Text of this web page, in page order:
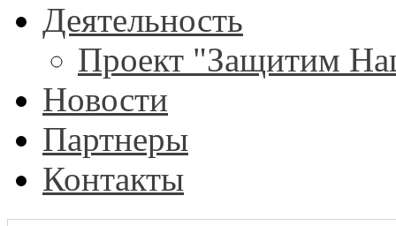
Деятельность
Проект "Защитим
Новости
Партнеры
Контакты